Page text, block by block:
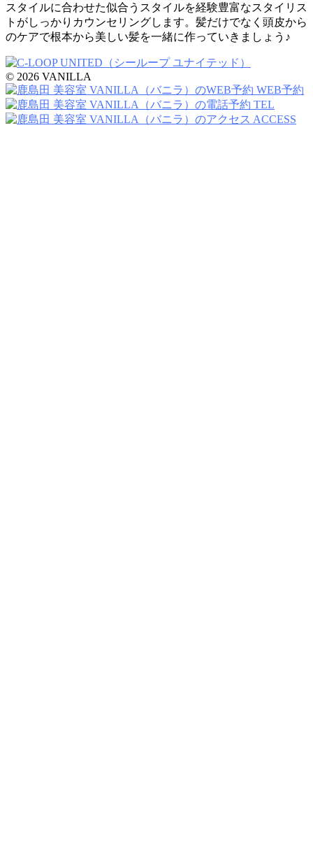
スタイルに合わせた似合うスタイルを経験豊富なスタイリス
トがしっかりカウンセリングします。髪だけでなく頭皮から
のケアで根本から美しい髪を一緒に作っていきましょう♪
© 2026 VANILLA
WEB予約
TEL
ACCESS